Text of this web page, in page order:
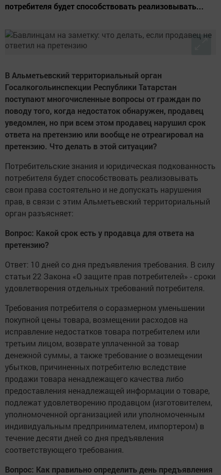
потребителя будет способствовать реализовывать...
В Альметьевский территориальный орган
Госалкогольинспекции Республики Татарстан
поступают многочисленные вопросы от граждан по
поводу того, когда недостаток обнаружен, продавец
уведомлен, но при всем этом продавец нарушил срок
ответа на претензию или вообще не отреагировал на
претензию. Что делать в этой ситуации?
Потребительские знания и юридическая подкованность
потребителя будет способствовать реализовывать
свои права состоятельно и не допускать нарушения
прав, в связи с этим Альметьевский территориальный
орган разъясняет:
Вопрос: Какой срок есть у продавца для ответа на
претензию?
Ответ: 10 дней со дня предъявления требования. В силу
статьи 22 Закона «О защите прав потребителей» - сроки
удовлетворения отдельных требований потребителя.
Требования потребителя о соразмерном уменьшении
покупной цены товара, возмещении расходов на
исправление недостатков товара потребителем или
третьим лицом, возврате уплаченной за товар
денежной суммы, а также требование о возмещении
убытков, причиненных потребителю вследствие
продажи товара ненадлежащего качества либо
предоставления ненадлежащей информации о товаре,
подлежат удовлетворению продавцом (изготовителем,
уполномоченной организацией или уполномоченным
индивидуальным предпринимателем, импортером) в
течение десяти дней со дня предъявления
соответствующего требования.
Вопрос: Как правильно определить день предъявления